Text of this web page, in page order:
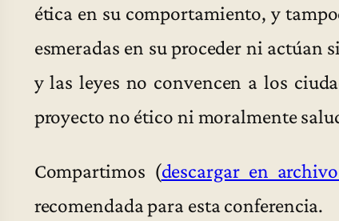
ética en su comportamiento, y
esmeradas en su proceder ni actúan
y las leyes no convencen a los
proyecto no ético ni moralmente
Compartimos (descargar en
recomendada para esta conferencia.